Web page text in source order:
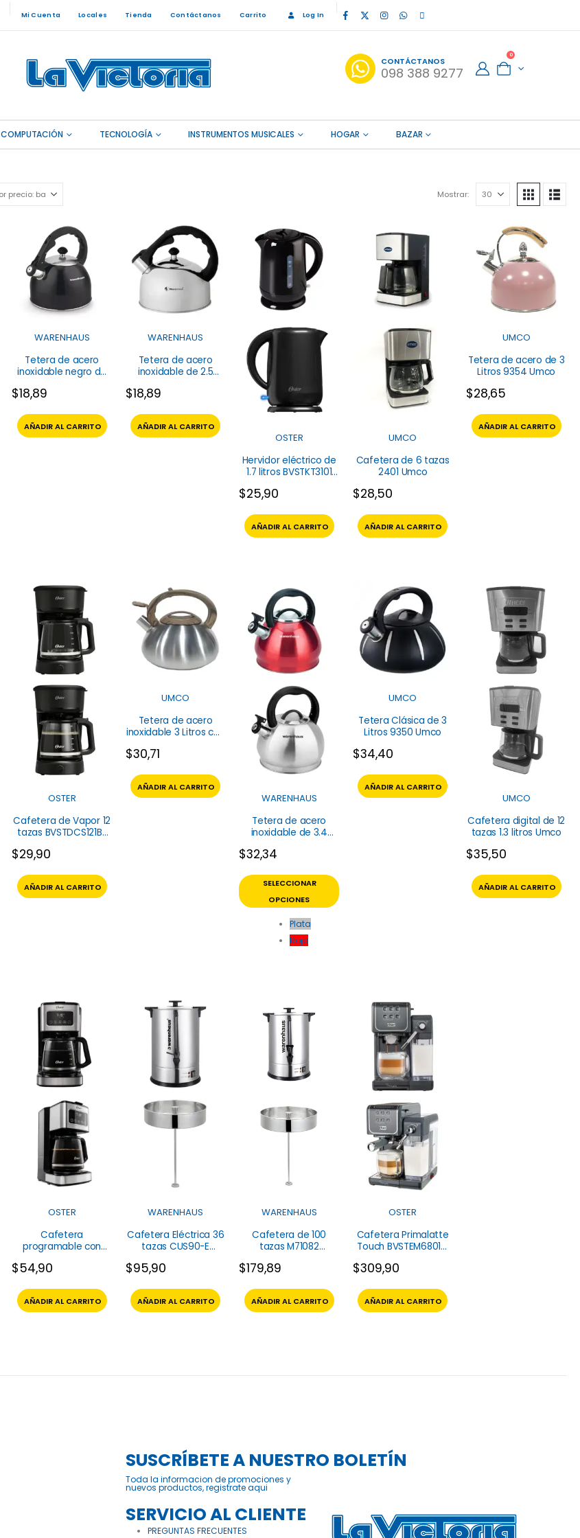
Mi Cuenta Locales Tienda Contáctanos Carrito Log In
CONTÁCTANOS
098 388 9277
0
COMPUTACIÓN TECNOLOGÍA INSTRUMENTOS MUSICALES HOGAR BAZAR
Mostrar:
WARENHAUS
Tetera de acero
inoxidable negro de
Warenhaus
$18,89
AÑADIR AL CARRITO
WARENHAUS
Tetera de acero
inoxidable de 2.5
Warenhaus
$18,89
AÑADIR AL CARRITO
OSTER
Hervidor eléctrico de
1.7 litros BVSTKT3101
$25,90
AÑADIR AL CARRITO
UMCO
Cafetera de 6 tazas
2401 Umco
$28,50
AÑADIR AL CARRITO
UMCO
Tetera de acero de 3
Litros 9354 Umco
$28,65
AÑADIR AL CARRITO
OSTER
Cafetera de Vapor 12
tazas BVSTDCS121B-
$29,90
AÑADIR AL CARRITO
UMCO
Tetera de acero
inoxidable 3 Litros con
$30,71
AÑADIR AL CARRITO
WARENHAUS
Tetera de acero
inoxidable de 3.4
Warenhaus
$32,34
SELECCIONAR
OPCIONES
Plata
Rojo
UMCO
Tetera Clásica de 3
Litros 9350 Umco
$34,40
AÑADIR AL CARRITO
UMCO
Cafetera digital de 12
tazas 1.3 litros Umco
$35,50
AÑADIR AL CARRITO
OSTER
Cafetera
programable con
tazas BVSTDC4403-
$54,90
AÑADIR AL CARRITO
WARENHAUS
Cafetera Eléctrica 36
tazas CUS90-E
$95,90
AÑADIR AL CARRITO
WARENHAUS
Cafetera de 100
tazas M71082
$179,89
AÑADIR AL CARRITO
OSTER
Cafetera Primalatte
Touch BVSTEM6801M
$309,90
AÑADIR AL CARRITO
SUSCRÍBETE A NUESTRO BOLETÍN
Toda la informacion de promociones y
nuevos productos, registrate aqui
SERVICIO AL CLIENTE
PREGUNTAS FRECUENTES